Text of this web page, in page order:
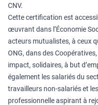
CNV.
Cette certification est
œuvrant dans l’Économie
acteurs mutualistes, à ceux
ONG, dans des
impact, solidaires, à but
également les salariés du
travailleurs non-salariés et
professionnelle aspirant à